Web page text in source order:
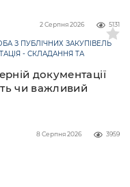
5131
2 Серпня 2026
документації
чи важливий
З ПУБЛІЧНИХ ЗАКУПІВЕЛЬ
- СКЛАДАННЯ ТА
3959
8 Серпня 2026